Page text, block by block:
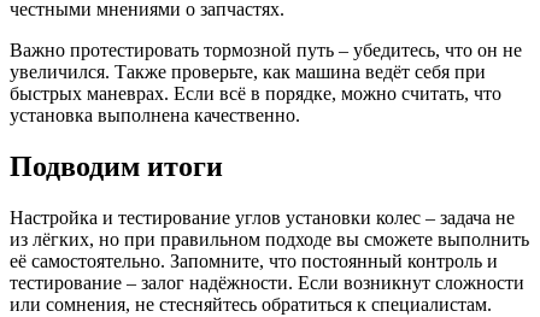
честными мнениями о запчастях.
Важно протестировать тормозной путь – убедитесь, что он не
увеличился. Также проверьте, как машина ведёт себя при
быстрых маневрах. Если всё в порядке, можно считать, что
установка выполнена качественно.
Подводим итоги
Настройка и тестирование углов установки колес – задача не
из лёгких, но при правильном подходе вы сможете выполнить
её самостоятельно. Запомните, что постоянный контроль и
тестирование – залог надёжности. Если возникнут сложности
или сомнения, не стесняйтесь обратиться к специалистам.